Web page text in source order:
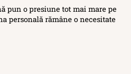
pun o presiune tot mai mare pe
personală rămâne o necesitate